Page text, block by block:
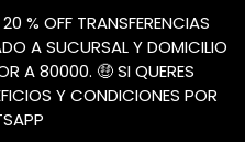
% OFF TRANSFERENCIAS
A SUCURSAL Y DOMICILIO
A 80000. 🤑 SI QUERES
Y CONDICIONES POR